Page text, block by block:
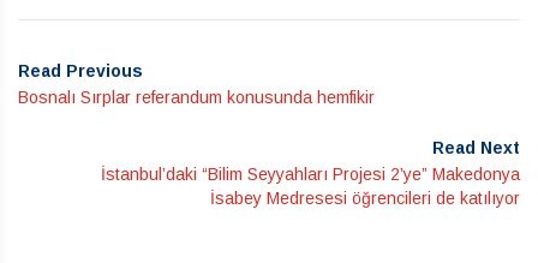
Read Previous
Bosnalı Sırplar referandum konusunda hemfikir
Read Next
İstanbul’daki “Bilim Seyyahları Projesi 2’ye” Makedonya
İsabey Medresesi öğrencileri de katılıyor